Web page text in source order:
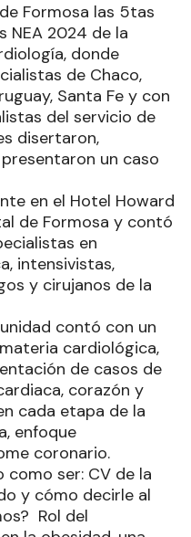
Formosa las 5tas
NEA 2024 de la
donde
de Chaco,
Santa Fe y con
del servicio de
disertaron,
un caso
en el Hotel Howard
de Formosa y contó
en
intensivistas,
y cirujanos de la
contó con un
cardiológica,
de casos de
corazón y
cada etapa de la
enfoque
coronario.
ser: CV de la
y cómo decirle al
Rol del